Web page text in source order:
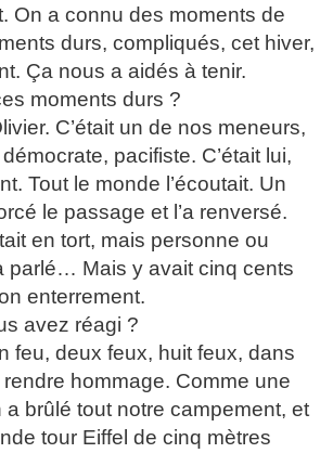
On a connu des moments de
durs, compliqués, cet hiver,
Ça nous a aidés à tenir.
moments durs ?
C’était un de nos meneurs,
pacifiste. C’était lui,
Tout le monde l’écoutait. Un
le passage et l’a renversé.
en tort, mais personne ou
parlé… Mais y avait cinq cents
enterrement.
avez réagi ?
feu, deux feux, huit feux, dans
rendre hommage. Comme une
a brûlé tout notre campement, et
tour Eiffel de cinq mètres